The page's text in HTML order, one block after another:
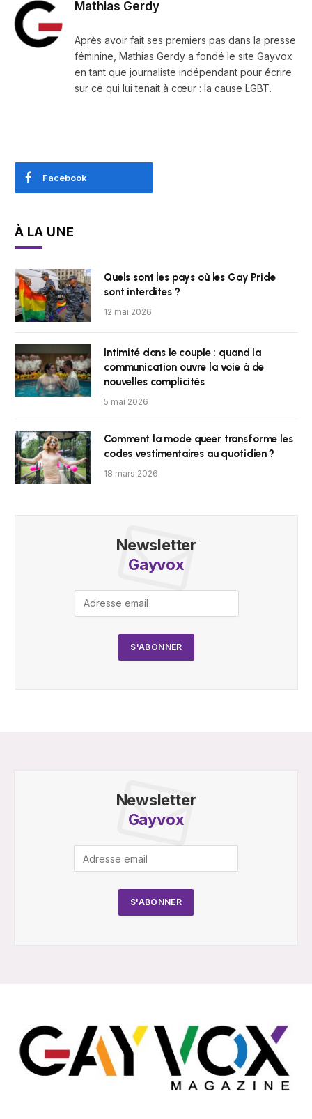
Mathias Gerdy
Après avoir fait ses premiers pas dans la presse
féminine, Mathias Gerdy a fondé le site Gayvox
en tant que journaliste indépendant pour écrire
sur ce qui lui tenait à cœur : la cause LGBT.
Facebook
À LA UNE
Quels sont les pays où les Gay Pride
sont interdites ?
12 mai 2026
Intimité dans le couple : quand la
communication ouvre la voie à de
nouvelles complicités
5 mai 2026
Comment la mode queer transforme les
codes vestimentaires au quotidien ?
18 mars 2026
Newsletter
Gayvox
Newsletter
Gayvox